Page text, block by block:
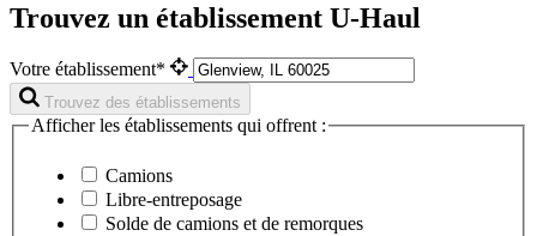
Trouvez un établissement U-Haul
Votre établissement*
Trouvez des établissements
Afficher les établissements qui offrent :
Camions
Libre-entreposage
Solde de camions et de remorques